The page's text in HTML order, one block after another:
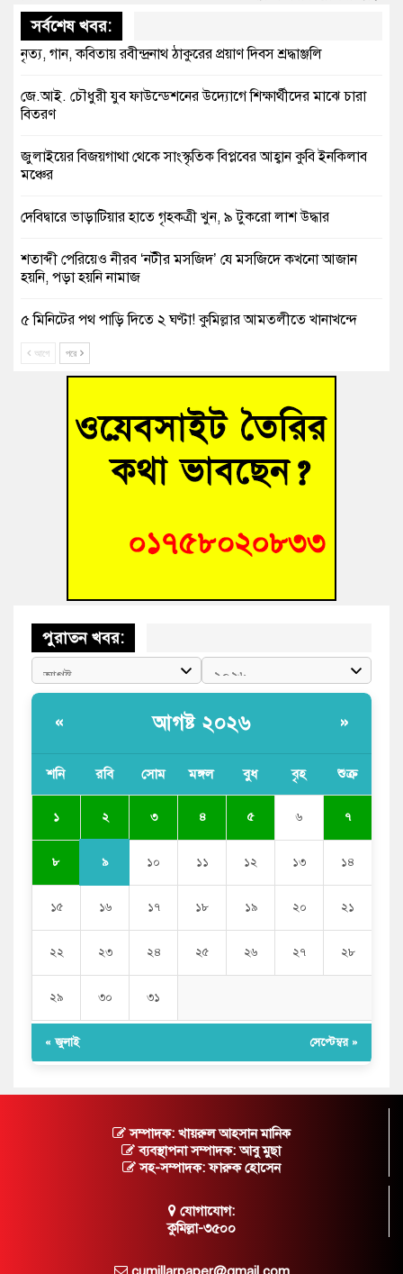
সর্বশেষ খবর:
নৃত্য, গান, কবিতায় রবীন্দ্রনাথ ঠাকুরের প্রয়াণ দিবস শ্রদ্ধাঞ্জলি
জে.আই. চৌধুরী যুব ফাউন্ডেশনের উদ্যোগে শিক্ষার্থীদের মাঝে চারা
বিতরণ
জুলাইয়ের বিজয়গাথা থেকে সাংস্কৃতিক বিপ্লবের আহ্বান কুবি ইনকিলাব
মঞ্চের
দেবিদ্বারে ভাড়াটিয়ার হাতে গৃহকত্রী খুন, ৯ টুকরো লাশ উদ্ধার
শতাব্দী পেরিয়েও নীরব ‘নটীর মসজিদ’ যে মসজিদে কখনো আজান
হয়নি, পড়া হয়নি নামাজ
৫ মিনিটের পথ পাড়ি দিতে ২ ঘণ্টা! কুমিল্লার আমতলীতে খানাখন্দে
সাবেক তিন সভাপতির স্মরণ সভা করলো কুমিল্লা প্রেসক্লাব
গ্রিসে দুই শতাধিক অভিবাসী উদ্ধার, বেশিরভাগই বাংলাদেশি
বুড়িচংয়ে নিখোঁজের ৩ দিন পর ফিশারির পুকুরে রিকশাচালকের মরদেহ
আগে পরে
পুরাতন খবর:
« আগষ্ট ২০২৬ »
শনি রবি সোম মঙ্গল বুধ বৃহ শুক্র
১ ২ ৩ ৪ ৫ ৬ ৭
৮ ৯ ১০ ১১ ১২ ১৩ ১৪
১৫ ১৬ ১৭ ১৮ ১৯ ২০ ২১
২২ ২৩ ২৪ ২৫ ২৬ ২৭ ২৮
২৯ ৩০ ৩১
« জুলাই সেপ্টেম্বর »
সম্পাদক: খায়রুল আহসান মানিক
ব্যবস্থাপনা সম্পাদক: আবু মুছা
সহ-সম্পাদক: ফারুক হোসেন
যোগাযোগ:
কুমিল্লা-৩৫০০